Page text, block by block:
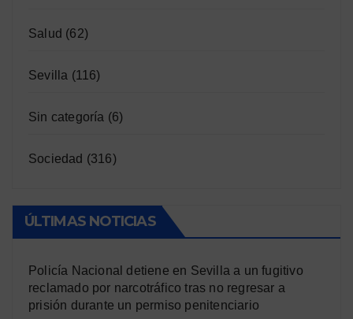
Salud (62)
Sevilla (116)
Sin categoría (6)
Sociedad (316)
ÚLTIMAS NOTICIAS
Policía Nacional detiene en Sevilla a un fugitivo
reclamado por narcotráfico tras no regresar a
prisión durante un permiso penitenciario